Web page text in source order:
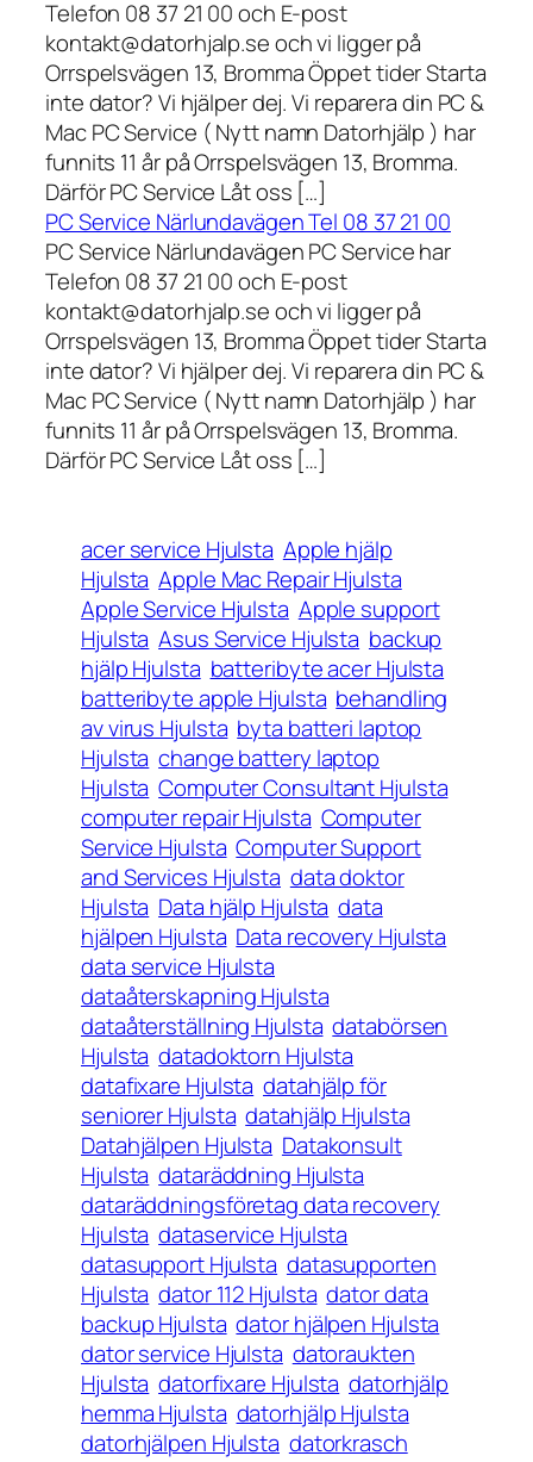
Telefon 08 37 21 00 och E-post
kontakt@datorhjalp.se och vi ligger på
Orrspelsvägen 13, Bromma Öppet tider Starta
inte dator? Vi hjälper dej. Vi reparera din PC &
Mac PC Service ( Nytt namn Datorhjälp ) har
funnits 11 år på Orrspelsvägen 13, Bromma.
Därför PC Service Låt oss […]
PC Service Närlundavägen Tel 08 37 21 00
PC Service Närlundavägen PC Service har
Telefon 08 37 21 00 och E-post
kontakt@datorhjalp.se och vi ligger på
Orrspelsvägen 13, Bromma Öppet tider Starta
inte dator? Vi hjälper dej. Vi reparera din PC &
Mac PC Service ( Nytt namn Datorhjälp ) har
funnits 11 år på Orrspelsvägen 13, Bromma.
Därför PC Service Låt oss […]
acer service Hjulsta Apple hjälp
Hjulsta Apple Mac Repair Hjulsta
Apple Service Hjulsta Apple support
Hjulsta Asus Service Hjulsta backup
hjälp Hjulsta batteribyte acer Hjulsta
batteribyte apple Hjulsta behandling
av virus Hjulsta byta batteri laptop
Hjulsta change battery laptop
Hjulsta Computer Consultant Hjulsta
computer repair Hjulsta Computer
Service Hjulsta Computer Support
and Services Hjulsta data doktor
Hjulsta Data hjälp Hjulsta data
hjälpen Hjulsta Data recovery Hjulsta
data service Hjulsta
dataåterskapning Hjulsta
dataåterställning Hjulsta databörsen
Hjulsta datadoktorn Hjulsta
datafixare Hjulsta datahjälp för
seniorer Hjulsta datahjälp Hjulsta
Datahjälpen Hjulsta Datakonsult
Hjulsta dataräddning Hjulsta
dataräddningsföretag data recovery
Hjulsta dataservice Hjulsta
datasupport Hjulsta datasupporten
Hjulsta dator 112 Hjulsta dator data
backup Hjulsta dator hjälpen Hjulsta
dator service Hjulsta datoraukten
Hjulsta datorfixare Hjulsta datorhjälp
hemma Hjulsta datorhjälp Hjulsta
datorhjälpen Hjulsta datorkrasch